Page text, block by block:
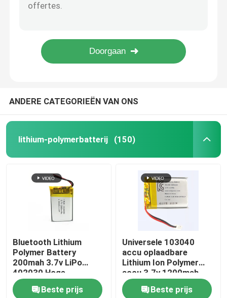
Uiterst dunne Lipo-Batterij
Li-ion-accucellen
lifepo4 batterijcel
LiFePo4 energieopslagbatterij
Zonnelithium Ion Battery
Batterijbeheersysteem
ANDERE CATEGORIEËN VAN ONS
lithium-polymerbatterij (150)
Bluetooth Lithium
Polymer Battery
200mah 3.7v LiPo
402030 Hoge
capaciteit
Beste prijs
Universele 103040
accu oplaadbare
Lithium Ion Polymer
accu 3.7v 1200mah
Beste prijs